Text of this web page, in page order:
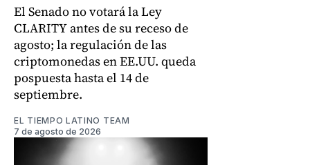
El Senado no votará la Ley
CLARITY antes de su receso de
agosto; la regulación de las
criptomonedas en EE.UU. queda
pospuesta hasta el 14 de
septiembre.
EL TIEMPO LATINO TEAM
7 de agosto de 2026